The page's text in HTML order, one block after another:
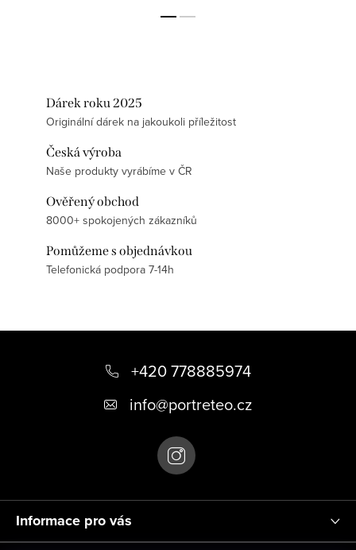
Dárek roku 2025
Originální dárek na jakoukoli příležitost
Česká výroba
Naše produkty vyrábíme v ČR
Ověřený obchod
8000+ spokojených zákazníků
Pomůžeme s objednávkou
Telefonická podpora 7-14h
+420 778885974
info@portreteo.cz
Informace pro vás